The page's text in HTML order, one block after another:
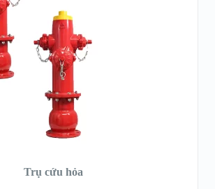
XEM CHI TIẾT
ĐỌC TIẾP
Trụ cứu hỏa